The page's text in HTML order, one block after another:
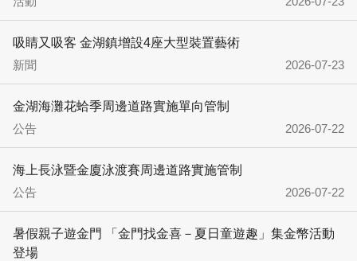
吸睛又吸客 金湖鎮增設4座大型裝置藝術
新聞
2026-07-23
金湖海灘花蛤季周邊道路實施單向管制
公告
2026-07-22
海上長泳暨金廈泳渡賽周邊道路實施管制
公告
2026-07-22
暑假親子遊金門 「金門找金喜－夏日童遊趣」集金幣活動
登場